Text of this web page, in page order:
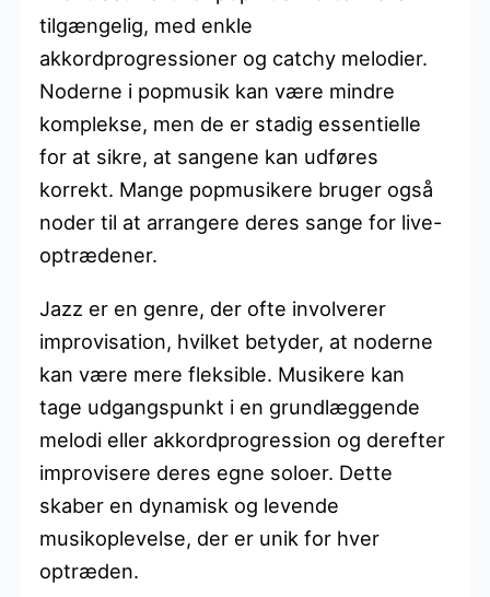
tilgængelig, med enkle
akkordprogressioner og catchy melodier.
Noderne i popmusik kan være mindre
komplekse, men de er stadig essentielle
for at sikre, at sangene kan udføres
korrekt. Mange popmusikere bruger også
noder til at arrangere deres sange for live-
optrædener.
Jazz er en genre, der ofte involverer
improvisation, hvilket betyder, at noderne
kan være mere fleksible. Musikere kan
tage udgangspunkt i en grundlæggende
melodi eller akkordprogression og derefter
improvisere deres egne soloer. Dette
skaber en dynamisk og levende
musikoplevelse, der er unik for hver
optræden.